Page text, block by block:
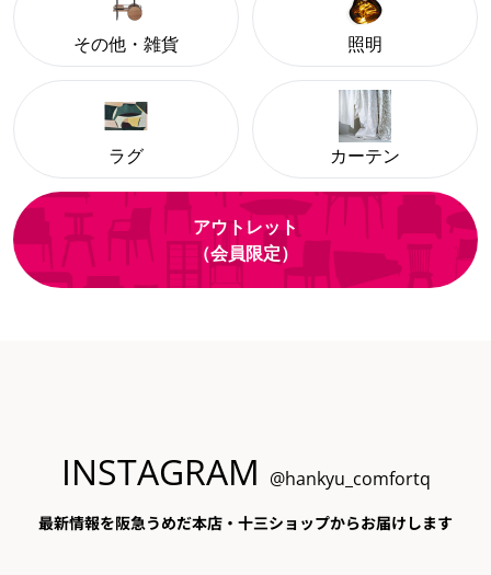
その他・雑貨 照明
ラグ カーテン
アウトレット
（会員限定）
INSTAGRAM @hankyu_comfortq
最新情報を阪急うめだ本店・十三ショップからお届けします